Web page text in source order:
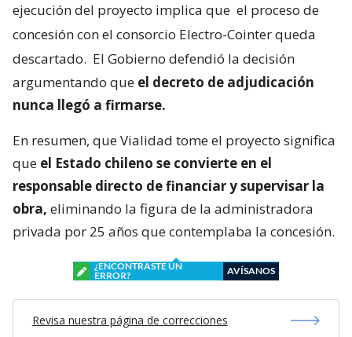
ejecución del proyecto implica que el proceso de
concesión con el consorcio Electro-Cointer queda
descartado. El Gobierno defendió la decisión
argumentando que el decreto de adjudicación
nunca llegó a firmarse.
En resumen, que Vialidad tome el proyecto significa
que el Estado chileno se convierte en el
responsable directo de financiar y supervisar la
obra, eliminando la figura de la administradora
privada por 25 años que contemplaba la concesión.
¿ENCONTRASTE UN
ERROR?
AVÍSANOS
Revisa nuestra página de correcciones